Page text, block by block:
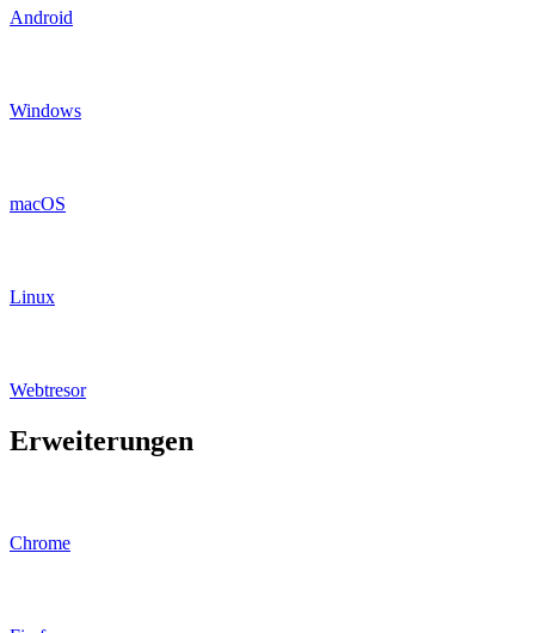
Android
Windows
macOS
Linux
Webtresor
Erweiterungen
Chrome